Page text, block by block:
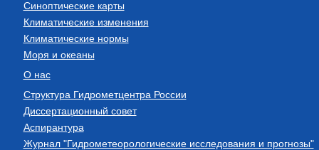
Синоптические карты
Климатические изменения
Климатические нормы
Моря и океаны
О нас
Структура Гидрометцентра России
Диссертационный совет
Аспирантура
Журнал "Гидрометеорологические исследования и прогнозы"